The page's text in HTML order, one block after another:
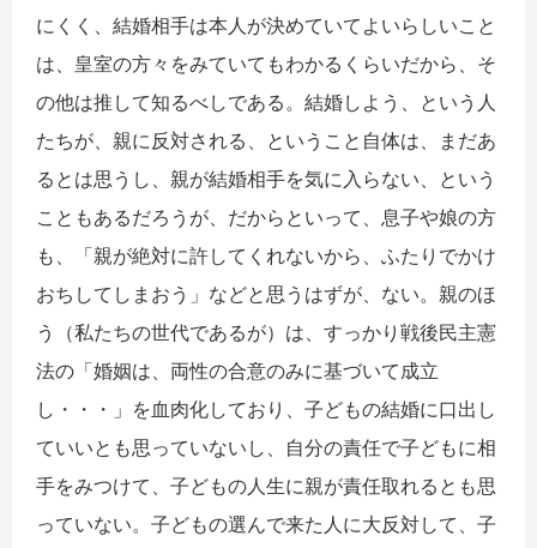
にくく、結婚相手は本人が決めていてよいらしいこと
は、皇室の方々をみていてもわかるくらいだから、そ
の他は推して知るべしである。結婚しよう、という人
たちが、親に反対される、ということ自体は、まだあ
るとは思うし、親が結婚相手を気に入らない、という
こともあるだろうが、だからといって、息子や娘の方
も、「親が絶対に許してくれないから、ふたりでかけ
おちしてしまおう」などと思うはずが、ない。親のほ
う（私たちの世代であるが）は、すっかり戦後民主憲
法の「婚姻は、両性の合意のみに基づいて成立
し・・・」を血肉化しており、子どもの結婚に口出し
ていいとも思っていないし、自分の責任で子どもに相
手をみつけて、子どもの人生に親が責任取れるとも思
っていない。子どもの選んで来た人に大反対して、子